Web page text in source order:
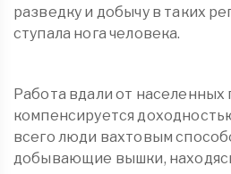
разведку и добычу в таких
ступала нога человека.
Работа вдали от
компенсируется
всего люди вахтовым
добывающие вышки,